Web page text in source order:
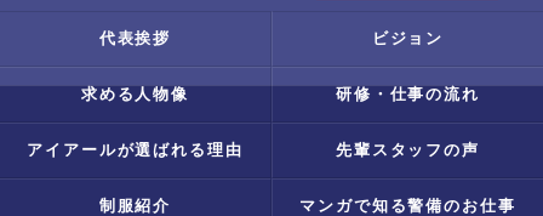
代表挨拶 ビジョン
求める人物像 研修・仕事の流れ
アイアールが選ばれる理由 先輩スタッフの声
制服紹介 マンガで知る警備のお仕事